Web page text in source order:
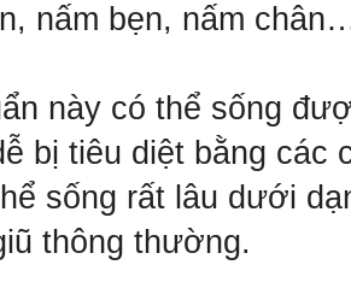
nấm bẹn, nấm
này có thể sống
bị tiêu diệt bằng các
sống rất lâu dưới
thông thường.